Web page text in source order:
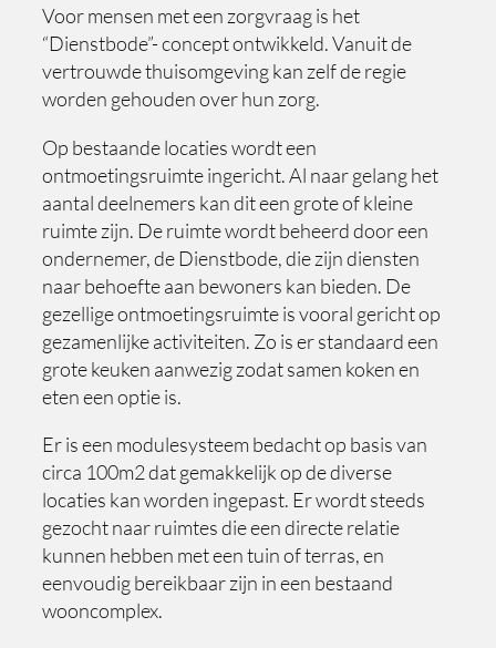
Voor mensen met een zorgvraag is het
“Dienstbode”- concept ontwikkeld. Vanuit de
vertrouwde thuisomgeving kan zelf de regie
worden gehouden over hun zorg.
Op bestaande locaties wordt een
ontmoetingsruimte ingericht. Al naar gelang het
aantal deelnemers kan dit een grote of kleine
ruimte zijn. De ruimte wordt beheerd door een
ondernemer, de Dienstbode, die zijn diensten
naar behoefte aan bewoners kan bieden. De
gezellige ontmoetingsruimte is vooral gericht op
gezamenlijke activiteiten. Zo is er standaard een
grote keuken aanwezig zodat samen koken en
eten een optie is.
Er is een modulesysteem bedacht op basis van
circa 100m2 dat gemakkelijk op de diverse
locaties kan worden ingepast. Er wordt steeds
gezocht naar ruimtes die een directe relatie
kunnen hebben met een tuin of terras, en
eenvoudig bereikbaar zijn in een bestaand
wooncomplex.